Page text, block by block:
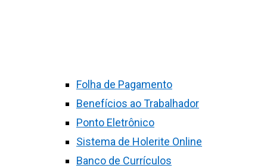
Folha de Pagamento
Benefícios ao Trabalhador
Ponto Eletrônico
Sistema de Holerite Online
Banco de Currículos